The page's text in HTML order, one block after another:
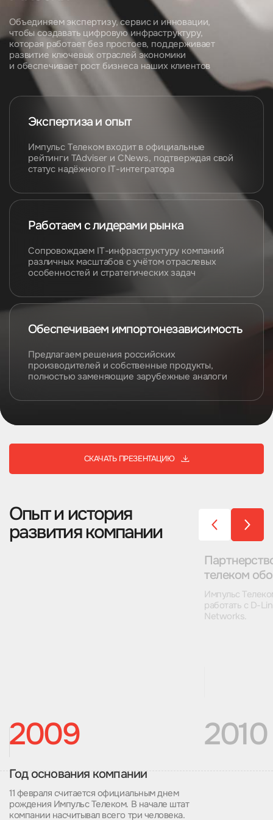
Объединяем экспертизу, сервис и инновации,
чтобы создавать цифровую инфраструктуру,
которая работает без простоев, поддерживает
развитие ключевых отраслей экономики
и обеспечивает рост бизнеса наших клиентов
Экспертиза и опыт
Импульс Телеком входит в официальные
рейтинги TAdviser и CNews, подтверждая свой
статус надёжного IT-интегратора
Работаем с лидерами рынка
Сопровождаем IT-инфраструктуру компаний
различных масштабов с учётом отраслевых
особенностей и стратегических задач
Обеспечиваем импортонезависимость
Предлагаем решения российских
производителей и собственные продукты,
полностью заменяющие зарубежные аналоги
СКАЧАТЬ ПРЕЗЕНТАЦИЮ →]
Опыт и история
развития компании
2009
Год основания компании
11 февраля считается официальным днем
рождения Импульс Телеком. В начале штат
компании насчитывал всего три человека.
2010
телеком
Импульс
работать с D-
Networks.